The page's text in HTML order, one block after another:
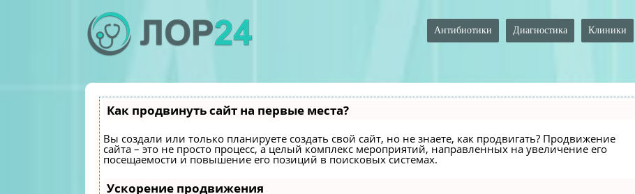
Клиники
Диагностика
Антибиотики
Как продвинуть сайт на первые места?
Вы создали или только планируете создать свой сайт, но не знаете, как продвигать? Продвижение
сайта – это не просто процесс, а целый комплекс мероприятий, направленных на увеличение его
посещаемости и повышение его позиций в поисковых системах.
Ускорение продвижения